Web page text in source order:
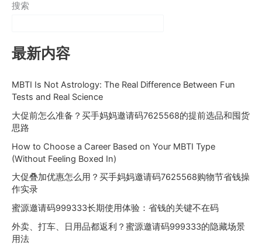
搜索
最新内容
MBTI Is Not Astrology: The Real Difference Between Fun
Tests and Real Science
大促前怎么准备？买手妈妈邀请码7625568的提前选品和囤货
思路
How to Choose a Career Based on Your MBTI Type
(Without Feeling Boxed In)
大促叠加优惠怎么用？买手妈妈邀请码7625568购物节省钱操
作实录
蜜源邀请码999333长期使用体验：省钱的关键不在码
外卖、打车、日用品都返利？蜜源邀请码999333的隐藏场景
用法